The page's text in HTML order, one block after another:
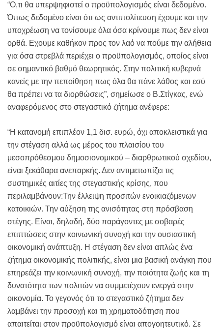
“Ο,τι θα υπερψηφιστεί ο προϋπολογισμός είναι δεδομένο.
Όπως δεδομένο είναι ότι ως αντιπολίτευση έχουμε και την
υποχρέωση να τονίσουμε όλα όσα κρίνουμε πως δεν είναι
ορθά. Εχουμε καθήκον προς τον λαό να πούμε την αλήθεια
για όσα στρεβλά περιέχει ο προϋπολογισμός, οποίος είναι
σε σημαντικό βαθμό θεωρητικός. Στην πολιτική κυβερνά
κανείς με την πεποίθηση πως όλα θα πάνε λάθος και εσύ
θα πρέπει να τα διορθώσεις”, σημείωσε ο Β.Στίγκας, ενώ
αναφερόμενος στο στεγαστικό ζήτημα ανέφερε:
“Η κατανομή επιπλέον 1,1 δισ. ευρώ, όχι αποκλειστικά για
την στέγαση αλλά ως μέρος του πλαισίου του
μεσοπρόθεσμου δημοσιονομικού – διαρθρωτικού σχεδίου,
είναι ξεκάθαρα ανεπαρκής. Δεν αντιμετωπίζει τις
συστημικές αιτίες της στεγαστικής κρίσης, που
περιλαμβάνουν:Την έλλειψη προσιτών ενοικιαζόμενων
κατοικιών. Την αύξηση της ανισότητας στη πρόσβαση
στέγης. Είναι, δηλαδή, δύο παράγοντες με σοβαρές
επιπτώσεις στην κοινωνική συνοχή και την ουσιαστική
οικονομική ανάπτυξη. Η στέγαση δεν είναι απλώς ένα
ζήτημα οικονομικής πολιτικής, είναι μια βασική ανάγκη που
επηρεάζει την κοινωνική συνοχή, την ποιότητα ζωής και τη
δυνατότητα των πολιτών να συμμετέχουν ενεργά στην
οικονομία. Το γεγονός ότι το στεγαστικό ζήτημα δεν
λαμβάνει την προσοχή και τη χρηματοδότηση που
απαιτείται στον προϋπολογισμό είναι απογοητευτικό. Σε